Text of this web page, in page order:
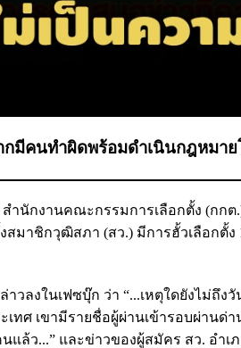
กมีคนทำผิดพร้อมดำเนินกฎหมา
สำนักงานคณะกรรมการเลือกตั้ง (กกต
มาชิกวุฒิสภา (สว.) มีการฮั้วเลือกตั้ง
ลงในเฟซบุ๊ก ว่า “...เหตุใดยังไม่ถึง
ศ เขามีรายชื่อผู้ผ่านเข้ารอบผ่านด่า
แล้ว...” และข่าวของผู้สมัคร สว. อำเ